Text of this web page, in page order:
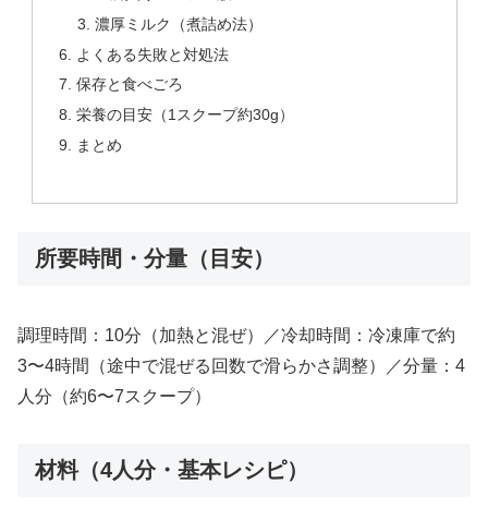
濃厚ミルク（煮詰め法）
よくある失敗と対処法
保存と食べごろ
栄養の目安（1スクープ約30g）
まとめ
所要時間・分量（目安）
調理時間：10分（加熱と混ぜ）／冷却時間：冷凍庫で約
3〜4時間（途中で混ぜる回数で滑らかさ調整）／分量：4
人分（約6〜7スクープ）
材料（4人分・基本レシピ）